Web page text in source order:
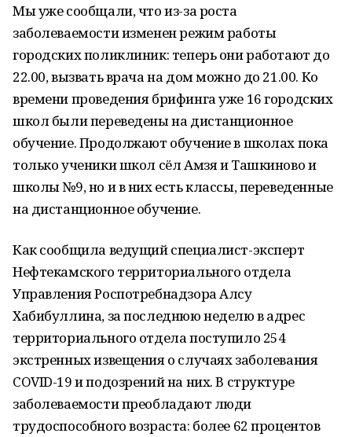
Мы уже сообщали, что из-за роста
заболеваемости изменен режим работы
городских поликлиник: теперь они работают до
22.00, вызвать врача на дом можно до 21.00. Ко
времени проведения брифинга уже 16 городских
школ были переведены на дистанционное
обучение. Продолжают обучение в школах пока
только ученики школ сёл Амзя и Ташкиново и
школы №9, но и в них есть классы, переведенные
на дистанционное обучение.
Как сообщила ведущий специалист-эксперт
Нефтекамского территориального отдела
Управления Роспотребнадзора Алсу
Хабибуллина, за последнюю неделю в адрес
территориального отдела поступило 254
экстренных извещения о случаях заболевания
COVID-19 и подозрений на них. В структуре
заболеваемости преобладают люди
трудоспособного возраста: более 62 процентов